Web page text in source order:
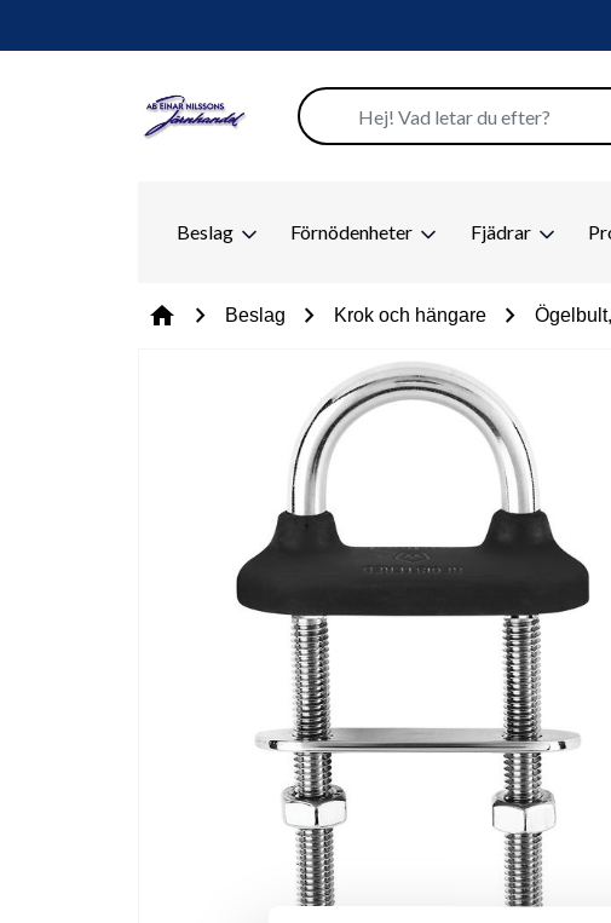
Beslag Förnödenheter Fjädrar
home chevron_right Beslag chevron_right Krok och hängare chevron_right